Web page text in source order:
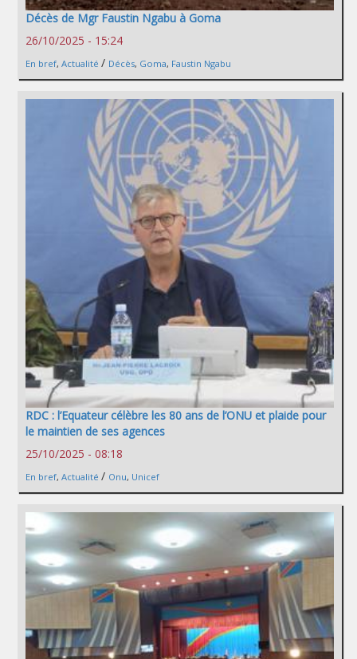
Décès de Mgr Faustin Ngabu à Goma
26/10/2025 - 15:24
En bref, Actualité / Décès, Goma, Faustin Ngabu
RDC : l’Equateur célèbre les 80 ans de l’ONU et plaide pour
le maintien de ses agences
25/10/2025 - 08:18
En bref, Actualité / Onu, Unicef